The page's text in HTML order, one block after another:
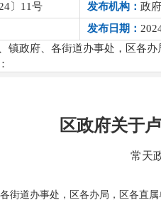
〕11号 发布机构： 政
发布日期：
镇政府、各街道办事处，区各
区政府关于
常天
街道办事处，区各办局，区各直属